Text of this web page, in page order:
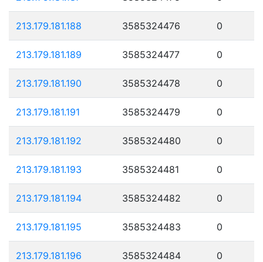
213.179.181.188 3585324476 0
213.179.181.189 3585324477 0
213.179.181.190 3585324478 0
213.179.181.191 3585324479 0
213.179.181.192 3585324480 0
213.179.181.193 3585324481 0
213.179.181.194 3585324482 0
213.179.181.195 3585324483 0
213.179.181.196 3585324484 0